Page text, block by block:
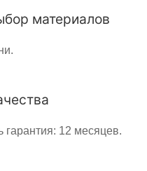
материалов
гарантия: 12 месяцев.